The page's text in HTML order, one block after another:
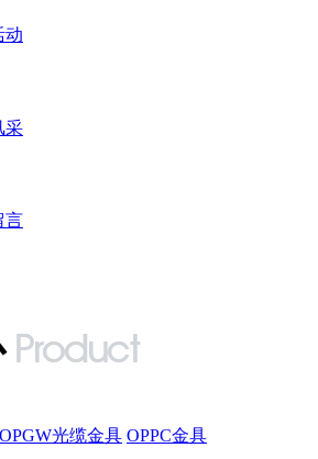
动
采
言
OPGW光缆金具 OPPC金具